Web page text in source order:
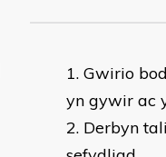
Gwirio
yn gywir ac
Derbyn